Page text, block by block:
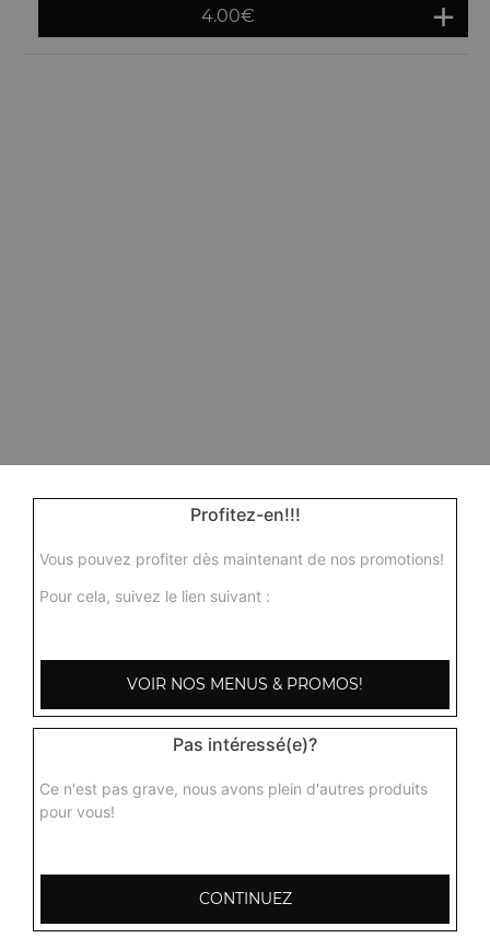
4.00€
103, Avenue Robert Buron
Profitez-en!!!
Vous pouvez profiter dès maintenant de nos promotions!
Pour cela, suivez le lien suivant :
VOIR NOS MENUS & PROMOS!
Pas intéressé(e)?
Ce n'est pas grave, nous avons plein d'autres produits
pour vous!
CONTINUEZ